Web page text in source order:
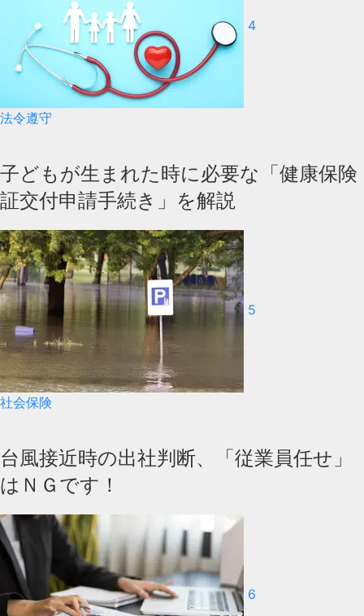
4
法令遵守
子どもが生まれた時に必要な「健康保険
証交付申請手続き」を解説
5
社会保険
台風接近時の出社判断、「従業員任せ」
はＮＧです！
6